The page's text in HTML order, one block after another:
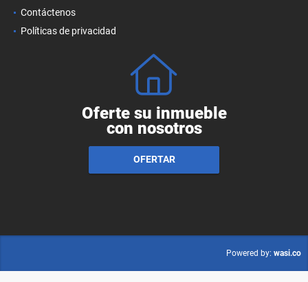
Contáctenos
Políticas de privacidad
Oferte su inmueble
con nosotros
OFERTAR
Powered by: wasi.co